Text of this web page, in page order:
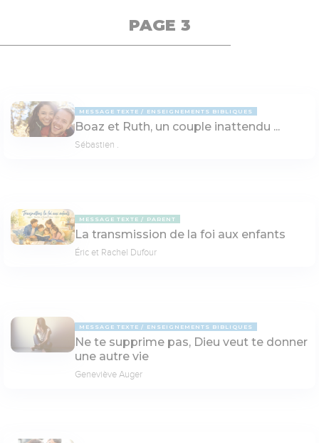
PAGE 3
MESSAGE TEXTE ENSEIGNEMENTS BIBLIQUES
Boaz et Ruth, un couple inattendu ...
Sébastien .
MESSAGE TEXTE PARENT
La transmission de la foi aux enfants
Éric et Rachel Dufour
MESSAGE TEXTE ENSEIGNEMENTS BIBLIQUES
Ne te supprime pas, Dieu veut te donner
une autre vie
Geneviève Auger